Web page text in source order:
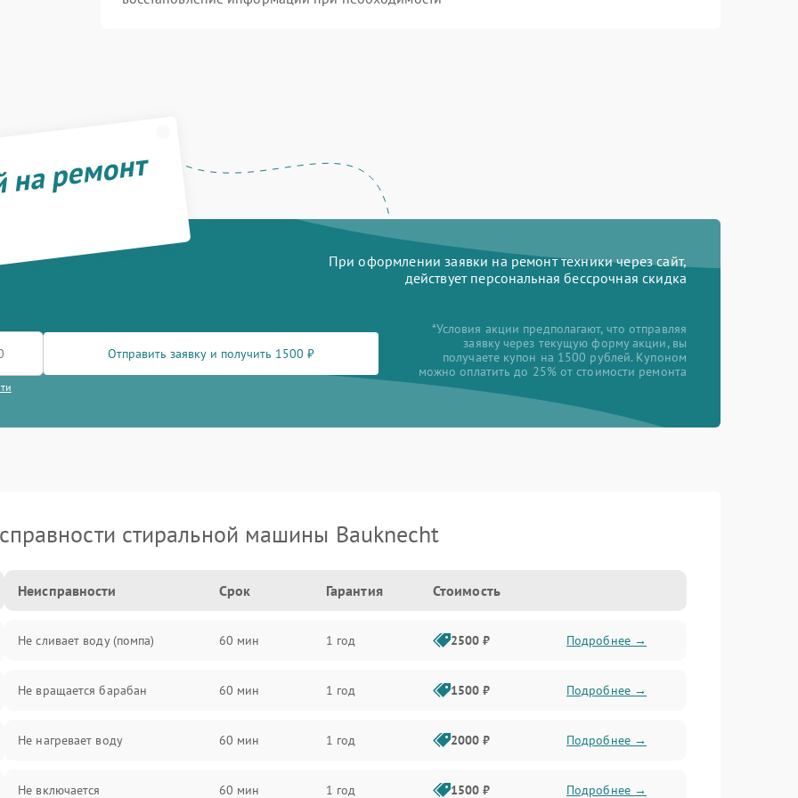
ремонт
При оформлении заявки на ремонт техники через сайт,
действует персональная бессрочная скидка
Отправить заявку и получить 1500 ₽
*Условия акции предполагают, что отправляя
заявку через текущую форму акции, вы
получаете купон на 1500 рублей. Купоном
можно оплатить до 25% от стоимости ремонта
стиральной машины Bauknecht
Неисправности Срок Гарантия Стоимость
Не сливает воду (помпа) 60 мин 1 год 2500 ₽ Подробнее →
Не вращается барабан 60 мин 1 год 1500 ₽ Подробнее →
Не нагревает воду 60 мин 1 год 2000 ₽ Подробнее →
Не включается 60 мин 1 год 1500 ₽ Подробнее →